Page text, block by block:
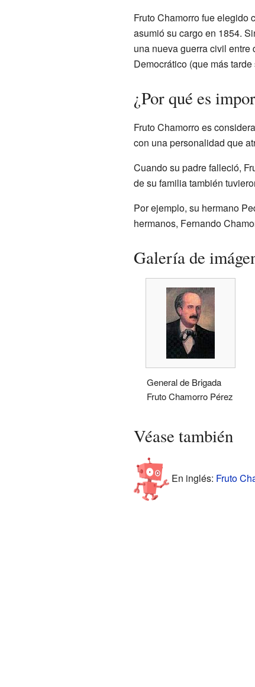
Fruto Chamorro fue elegido
asumió su cargo en 1854.
una nueva guerra civil
Democrático (que más
¿Por qué es
Fruto Chamorro es
con una personalidad que
Cuando su padre falleció,
de su familia también
Por ejemplo, su hermano
hermanos, Fernando
Galería de
General de Brigada
Fruto Chamorro Pérez
Véase también
En inglés: Fruto